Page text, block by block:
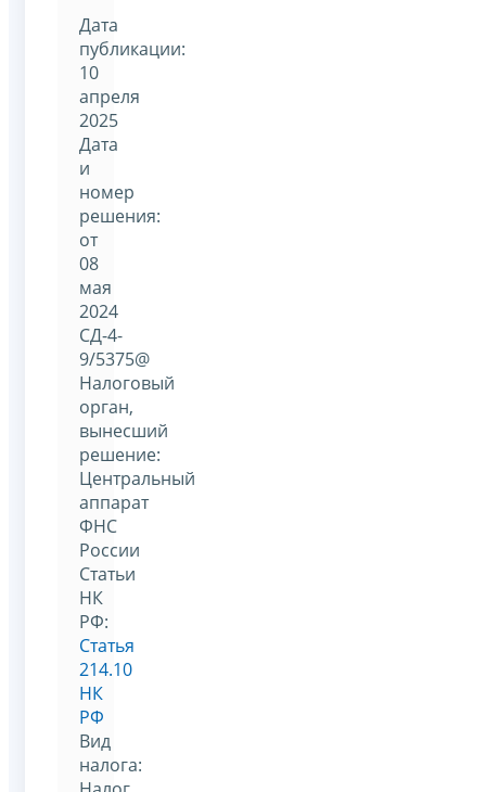
Дата
публикации:
10
апреля
2025
Дата
и
номер
решения:
от
08
мая
2024
СД-4-
9/5375@
Налоговый
орган,
вынесший
решение:
Центральный
аппарат
ФНС
России
Статьи
НК
РФ:
Статья
214.10
НК
РФ
Вид
налога: